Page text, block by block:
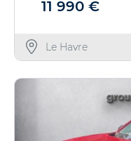
11 990 €
Le Havre